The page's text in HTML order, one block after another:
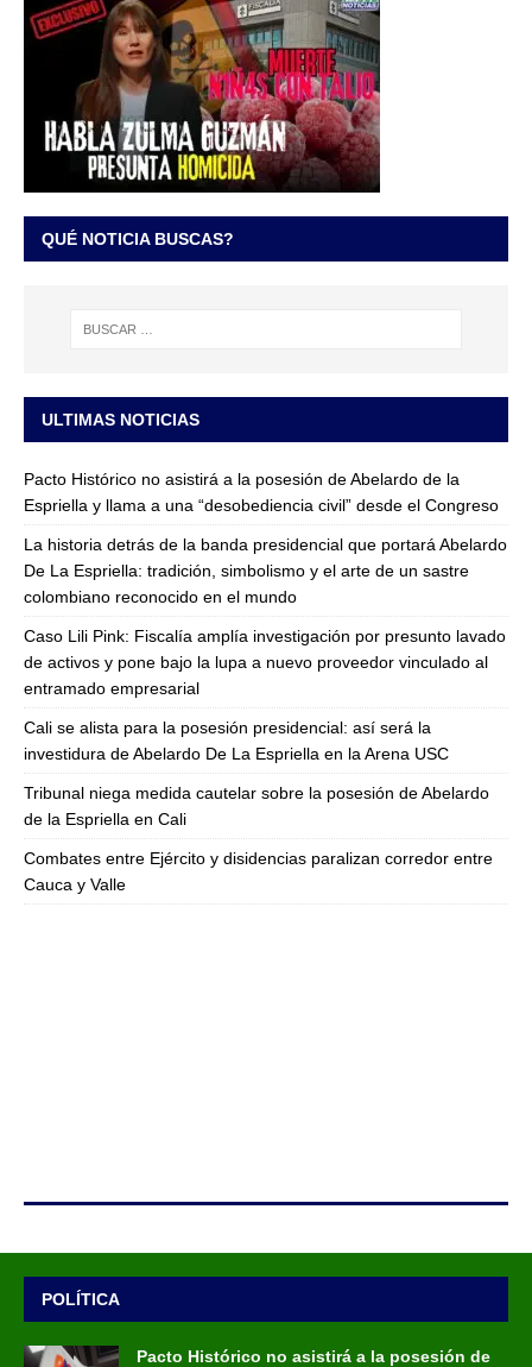
QUÉ NOTICIA BUSCAS?
ULTIMAS NOTICIAS
Pacto Histórico no asistirá a la posesión de Abelardo de la
Espriella y llama a una “desobediencia civil” desde el Congreso
La historia detrás de la banda presidencial que portará Abelardo
De La Espriella: tradición, simbolismo y el arte de un sastre
colombiano reconocido en el mundo
Caso Lili Pink: Fiscalía amplía investigación por presunto lavado
de activos y pone bajo la lupa a nuevo proveedor vinculado al
entramado empresarial
Cali se alista para la posesión presidencial: así será la
investidura de Abelardo De La Espriella en la Arena USC
Tribunal niega medida cautelar sobre la posesión de Abelardo
de la Espriella en Cali
Combates entre Ejército y disidencias paralizan corredor entre
Cauca y Valle
POLÍTICA
Pacto Histórico no asistirá a la posesión de